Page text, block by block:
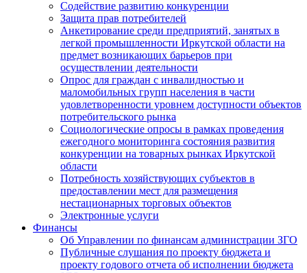
Содействие развитию конкуренции
Защита прав потребителей
Анкетирование среди предприятий, занятых в
легкой промышленности Иркутской области на
предмет возникающих барьеров при
осуществлении деятельности
Опрос для граждан с инвалидностью и
маломобильных групп населения в части
удовлетворенности уровнем доступности объектов
потребительского рынка
Социологические опросы в рамках проведения
ежегодного мониторинга состояния развития
конкуренции на товарных рынках Иркутской
области
Потребность хозяйствующих субъектов в
предоставлении мест для размещения
нестационарных торговых объектов
Электронные услуги
Финансы
Об Управлении по финансам администрации ЗГО
Публичные слушания по проекту бюджета и
проекту годового отчета об исполнении бюджета